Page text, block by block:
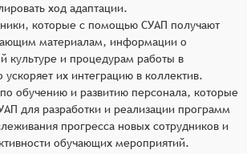
ход адаптации.
которые с помощью СУАП получают
материалам, информации о
культуре и процедурам работы в
ускоряет их интеграцию в коллектив.
обучению и развитию персонала, которые
для разработки и реализации программ
прогресса новых сотрудников и
обучающих мероприятий.